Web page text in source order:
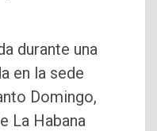
durante una
en la sede
Domingo,
La Habana